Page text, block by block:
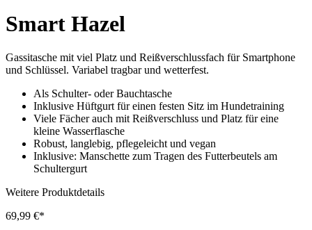
Smart Hazel
Gassitasche mit viel Platz und Reißverschlussfach für Smartphone
und Schlüssel. Variabel tragbar und wetterfest.
Als Schulter- oder Bauchtasche
Inklusive Hüftgurt für einen festen Sitz im Hundetraining
Viele Fächer auch mit Reißverschluss und Platz für eine
kleine Wasserflasche
Robust, langlebig, pflegeleicht und vegan
Inklusive: Manschette zum Tragen des Futterbeutels am
Schultergurt
Weitere Produktdetails
69,99 €*